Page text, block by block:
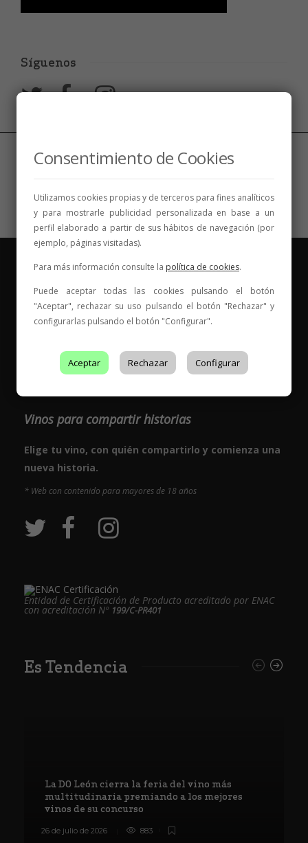
Síguenos
Vinos para compartir historias
Elige tu vino, con quién compartirlo y comienza una
nueva historia.
* Web con contenido para mayores de 18 años
Entidad de Certificación de Producto acreditado por ENAC
con acreditación Nº 199/C-PR401
Es Tendencia
La DO León cierra la feria del vino más
multitudinaria premiando a los mejores
vinos de su concurso
26 de julio de 2026 883
Consentimiento de Cookies
Utilizamos cookies propias y de terceros para fines analíticos
y para mostrarle publicidad personalizada en base a un
perfil elaborado a partir de sus hábitos de navegación (por
ejemplo, páginas visitadas).
Para más información consulte la política de cookies.
Puede aceptar todas las cookies pulsando el botón
"Aceptar", rechazar su uso pulsando el botón "Rechazar" y
configurarlas pulsando el botón "Configurar".
Aceptar Rechazar Configurar